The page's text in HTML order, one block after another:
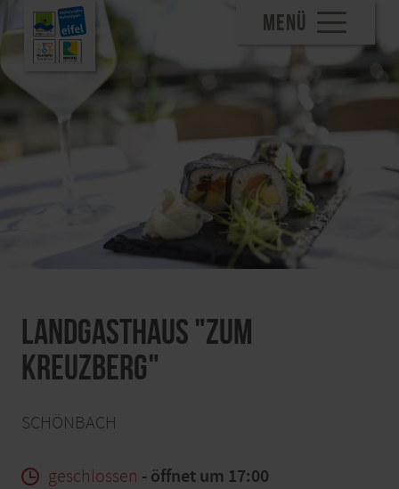
MENÜ
Landgasthaus "Zum
Kreuzberg"
SCHÖNBACH
geschlossen - öffnet um 17:00